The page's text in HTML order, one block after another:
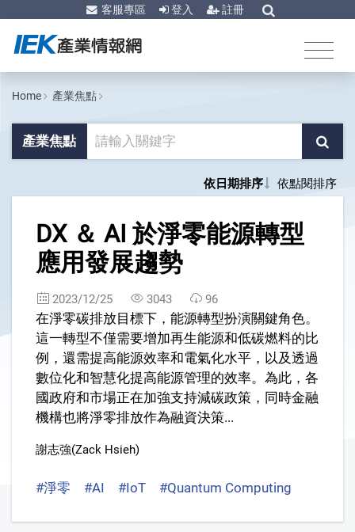
客服專區 登入 註冊
Home 產業焦點
產業焦點
依日期排序 依點閱排序
DX ＆ AI 於淨零能源轉型
應用發展趨勢
2023/12/25 3043 96
在淨零碳排放目標下，能源轉型扮演關鍵角色。
這一轉型不僅需要增加再生能源和低碳燃料的比
例，還需提高能源效率和電氣化水平，以及透過
數位化和智慧化提高能源管理的效率。為此，各
國政府和市場正在加強支持減碳政策，同時金融
機構也將淨零排放作為融資決策...
謝志強(Zack Hsieh)
#淨零 #AI #IoT #Quantum Computing